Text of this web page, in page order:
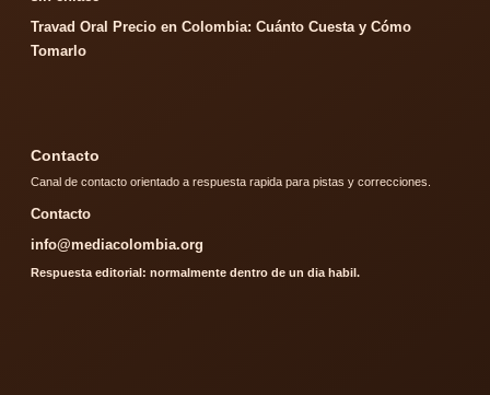
Travad Oral Precio en Colombia: Cuánto Cuesta y Cómo
Tomarlo
Contacto
Canal de contacto orientado a respuesta rapida para pistas y correcciones.
Contacto
info@mediacolombia.org
Respuesta editorial: normalmente dentro de un dia habil.